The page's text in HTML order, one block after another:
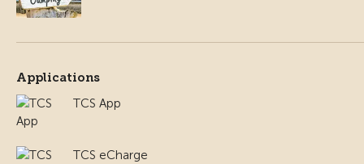
Applications
TCS App
TCS eCharge